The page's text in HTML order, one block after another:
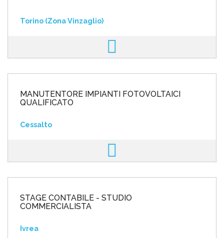
Torino (Zona Vinzaglio)
MANUTENTORE IMPIANTI FOTOVOLTAICI
QUALIFICATO
Cessalto
STAGE CONTABILE - STUDIO
COMMERCIALISTA
Ivrea